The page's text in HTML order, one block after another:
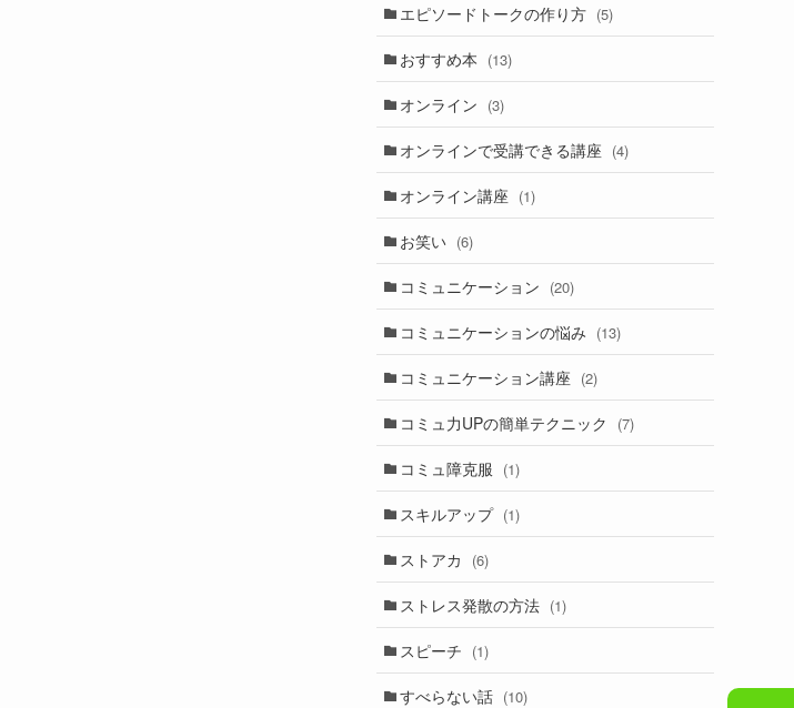
エピソードトークの作り方 (5)
おすすめ本 (13)
オンライン (3)
オンラインで受講できる講座 (4)
オンライン講座 (1)
お笑い (6)
コミュニケーション (20)
コミュニケーションの悩み (13)
コミュニケーション講座 (2)
コミュ力UPの簡単テクニック (7)
コミュ障克服 (1)
スキルアップ (1)
ストアカ (6)
ストレス発散の方法 (1)
スピーチ (1)
すべらない話 (10)